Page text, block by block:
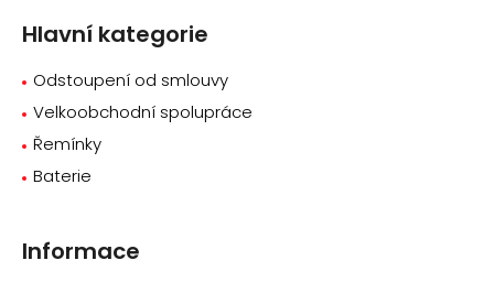
Hlavní kategorie
Odstoupení od smlouvy
Velkoobchodní spolupráce
Řemínky
Baterie
Informace